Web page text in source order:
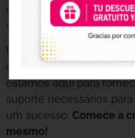
e encontre tudo o que
sua próxima grande obra.
Não importa se você é
ou um entusiasta que
estamos aqui para
suporte necessários
um sucesso. Comece a
mesmo!